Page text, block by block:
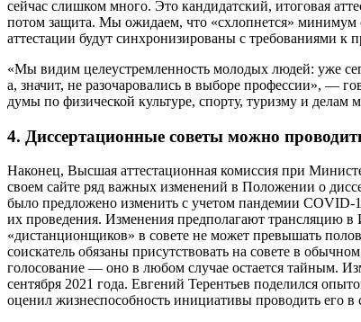
сейчас слишком много. Это кандидатский, итоговая
потом защита. Мы ожидаем, что «схлопнется» минимум
аттестации будут синхронизированы с требованиями
«Мы видим целеустремленность молодых людей: уже
а, значит, не разочаровались в выборе профессии», —
думы по физической культуре, спорту, туризму и делам
4. Диссертационные советы можно
Наконец, Высшая аттестационная комиссия при
своем сайте ряд важных изменений в Положении о
было предложено изменить с учетом пандемии
их проведения. Изменения предполагают трансляцию в
«дистанционщиков» в совете не может превышать
соискатель обязаны присутствовать на совете в
голосование — оно в любом случае остается тайным.
сентября 2021 года. Евгений Терентьев поделился
оценил жизнеспособность инициативы проводить его